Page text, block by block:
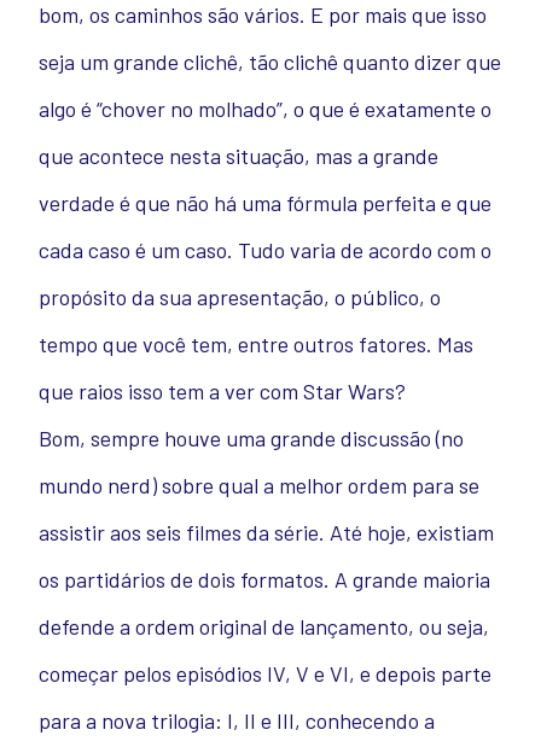
bom, os caminhos são vários. E por mais que isso
seja um grande clichê, tão clichê quanto dizer que
algo é “chover no molhado”, o que é exatamente o
que acontece nesta situação, mas a grande
verdade é que não há uma fórmula perfeita e que
cada caso é um caso. Tudo varia de acordo com o
propósito da sua apresentação, o público, o
tempo que você tem, entre outros fatores. Mas
que raios isso tem a ver com Star Wars?
Bom, sempre houve uma grande discussão (no
mundo nerd) sobre qual a melhor ordem para se
assistir aos seis filmes da série. Até hoje, existiam
os partidários de dois formatos. A grande maioria
defende a ordem original de lançamento, ou seja,
começar pelos episódios IV, V e VI, e depois parte
para a nova trilogia: I, II e III, conhecendo a